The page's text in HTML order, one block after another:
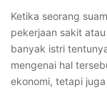
Ketika seorang
pekerjaan sakit
banyak istri
mengenai hal
ekonomi, tetapi